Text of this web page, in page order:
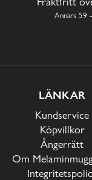
Annars 59
LÄNKAR
Kundservice
Köpvillkor
Ångerrätt
Om